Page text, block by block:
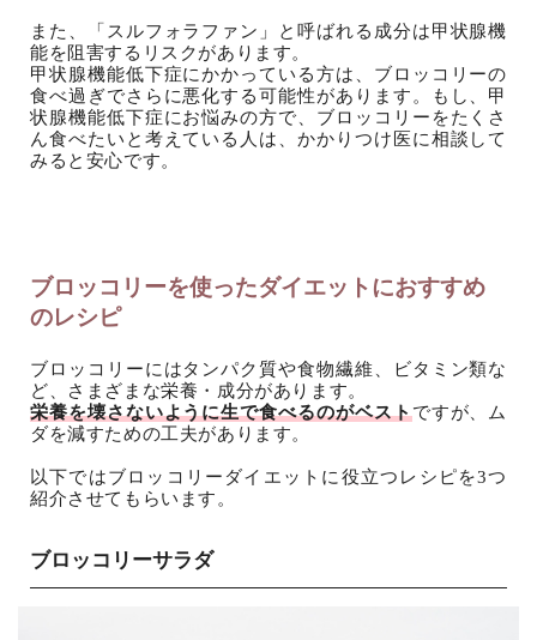
また、「スルフォラファン」と呼ばれる成分は甲状腺機
能を阻害するリスクがあります。
甲状腺機能低下症にかかっている方は、ブロッコリーの
食べ過ぎでさらに悪化する可能性があります。もし、甲
状腺機能低下症にお悩みの方で、ブロッコリーをたくさ
ん食べたいと考えている人は、かかりつけ医に相談して
みると安心です。
ブロッコリーを使ったダイエットにおすすめ
のレシピ
ブロッコリーにはタンパク質や食物繊維、ビタミン類な
ど、さまざまな栄養・成分があります。
栄養を壊さないように生で食べるのがベストですが、ム
ダを減すための工夫があります。
以下ではブロッコリーダイエットに役立つレシピを3つ
紹介させてもらいます。
ブロッコリーサラダ